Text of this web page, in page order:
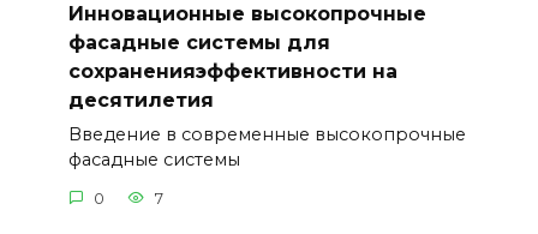
Инновационные высокопрочные
фасадные системы для
сохраненияэффективности на
десятилетия
Введение в современные высокопрочные
фасадные системы
0 7